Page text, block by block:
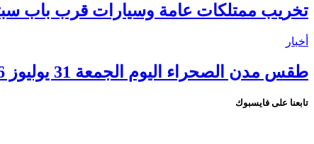
تخريب ممتلكات عامة وسيارات قرب باب
أخبار
طقس مدن الصحراء اليوم الجمعة 31 يوليوز 2026.. ارتفاع درجات الحرارة ورياح قوية بعدد من الأقاليم
تابعنا على فايسبوك